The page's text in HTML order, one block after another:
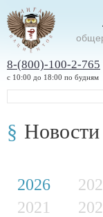
8-(800)-100-2-765
с 10:00 до 18:00 по будням
Новости
2026
2021